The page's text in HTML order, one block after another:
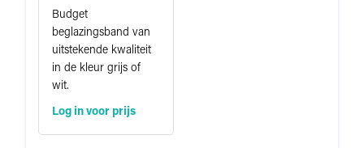
Budget
beglazingsband van
uitstekende kwaliteit
in de kleur grijs of
wit.
Log in voor prijs